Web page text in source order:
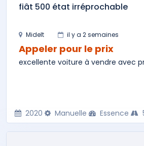
fiât 500 état irréprochable
Midelt il y a 2 semaines
Appeler pour le prix
excellente voiture à vendre avec
2020 Manuelle Essence